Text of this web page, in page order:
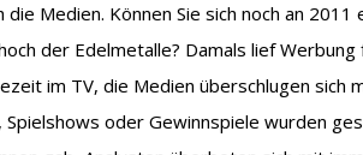
die Medien. Können Sie sich noch an
der Edelmetalle? Damals lief
im TV, die Medien überschlugen sich
Spielshows oder Gewinnspiele wurden